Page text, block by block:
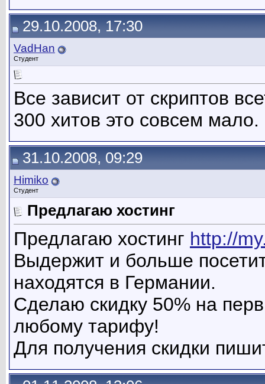
29.10.2008, 17:30
VadHan
Студент
Все зависит от скриптов
300 хитов это совсем мало.
31.10.2008, 09:29
Himiko
Студент
Предлагаю хостинг
Предлагаю хостинг http://
Выдержит и больше
находятся в Германии.
Сделаю скидку 50% на
любому тарифу!
Для получения скидки